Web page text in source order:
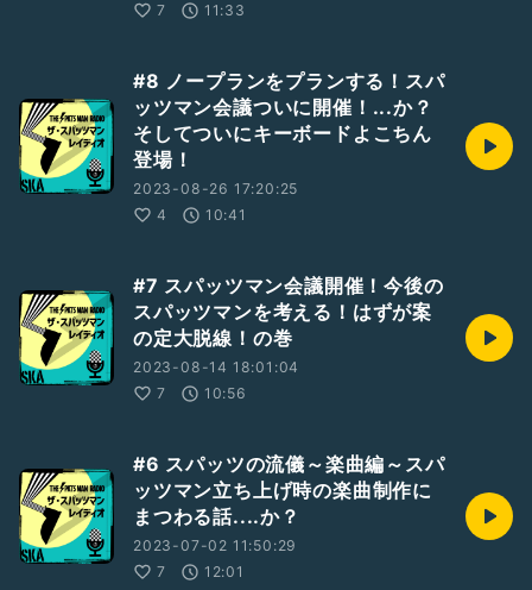
7
11:33
#8 ノープランをプランする！スパ
ッツマン会議ついに開催！...か？
そしてついにキーボードよこちん
登場！
2023-08-26 17:20:25
4
10:41
#7 スパッツマン会議開催！今後の
スパッツマンを考える！はずが案
の定大脱線！の巻
2023-08-14 18:01:04
7
10:56
#6 スパッツの流儀～楽曲編～スパ
ッツマン立ち上げ時の楽曲制作に
まつわる話....か？
2023-07-02 11:50:29
7
12:01